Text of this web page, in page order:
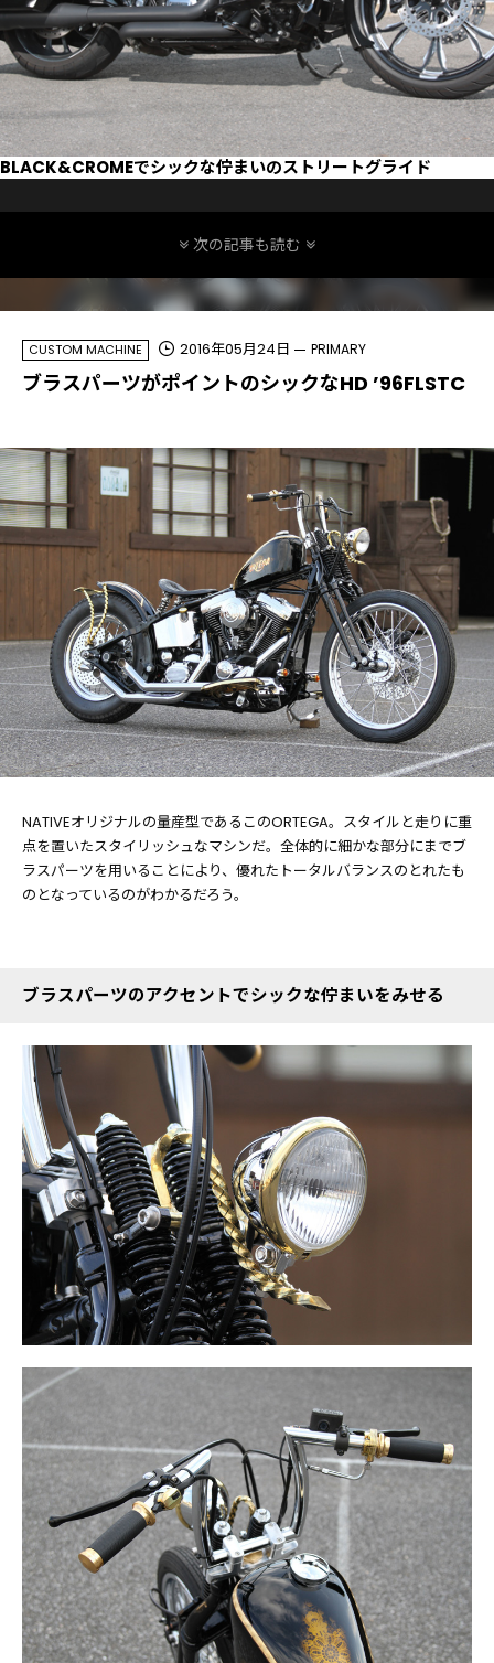
BLACK&CROMEでシックな佇まいのストリートグライド
次の記事も読む
CUSTOM MACHINE 2016年05月24日 PRIMARY
ブラスパーツがポイントのシックなHD ’96FLSTC
NATIVEオリジナルの量産型であるこのORTEGA。スタイルと走りに重
点を置いたスタイリッシュなマシンだ。全体的に細かな部分にまでブ
ラスパーツを用いることにより、優れたトータルバランスのとれたも
のとなっているのがわかるだろう。
ブラスパーツのアクセントでシックな佇まいをみせる